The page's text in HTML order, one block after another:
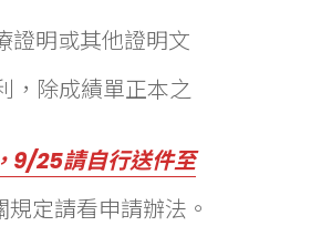
證明或其他證明文
，除成績單正本之
9/25請自行送件至
定請看申請辦法。